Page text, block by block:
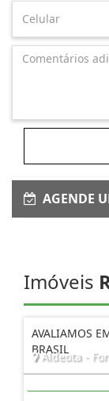
AGENDE
Imóveis
AVALIAMOS
BRASIL
Aldeota -